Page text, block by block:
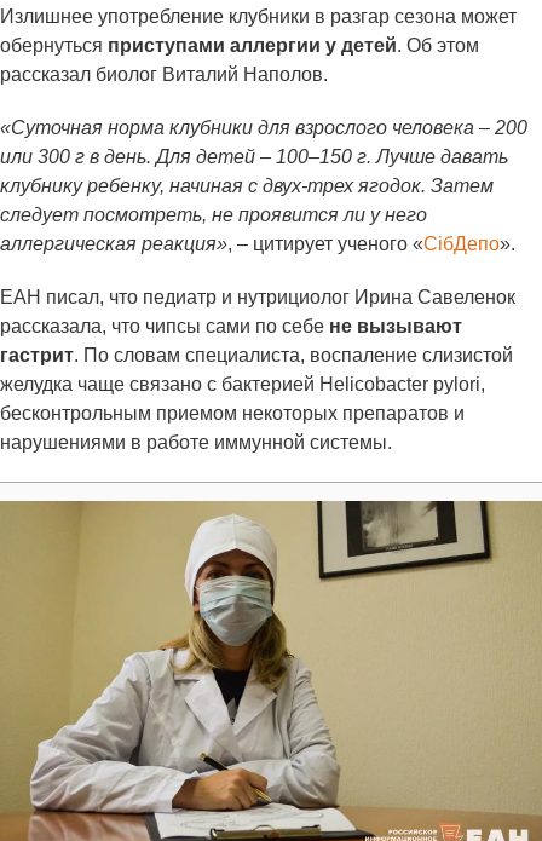
Излишнее употребление клубники в разгар сезона может
обернуться приступами аллергии у детей. Об этом
рассказал биолог Виталий Наполов.
«Суточная норма клубники для взрослого человека – 200
или 300 г в день. Для детей – 100–150 г. Лучше давать
клубнику ребенку, начиная с двух-трех ягодок. Затем
следует посмотреть, не проявится ли у него
аллергическая реакция», – цитирует ученого «СiбДепо».
ЕАН писал, что педиатр и нутрициолог Ирина Савеленок
рассказала, что чипсы сами по себе не вызывают
гастрит. По словам специалиста, воспаление слизистой
желудка чаще связано с бактерией Helicobacter pylori,
бесконтрольным приемом некоторых препаратов и
нарушениями в работе иммунной системы.